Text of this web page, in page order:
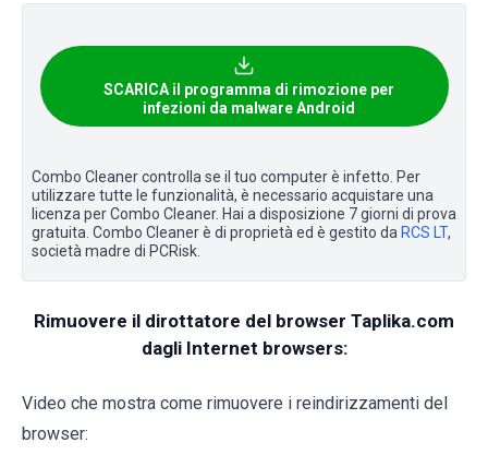
SCARICA il programma di rimozione per
infezioni da malware Android
Combo Cleaner controlla se il tuo computer è infetto. Per
utilizzare tutte le funzionalità, è necessario acquistare una
licenza per Combo Cleaner. Hai a disposizione 7 giorni di prova
gratuita. Combo Cleaner è di proprietà ed è gestito da RCS LT,
società madre di PCRisk.
Rimuovere il dirottatore del browser Taplika.com
dagli Internet browsers:
Video che mostra come rimuovere i reindirizzamenti del
browser: